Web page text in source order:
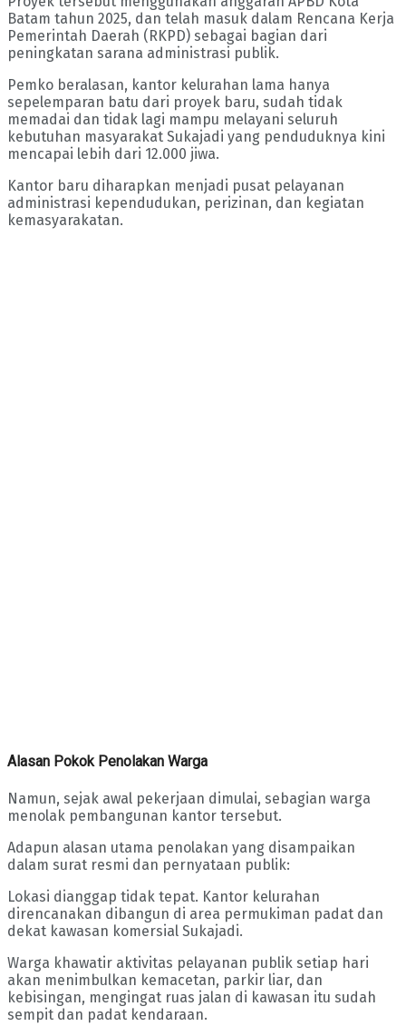
Batam tahun 2025, dan telah masuk dalam Rencana Kerja
Pemerintah Daerah (RKPD) sebagai bagian dari
peningkatan sarana administrasi publik.
Pemko beralasan, kantor kelurahan lama hanya
sepelemparan batu dari proyek baru, sudah tidak
memadai dan tidak lagi mampu melayani seluruh
kebutuhan masyarakat Sukajadi yang penduduknya kini
mencapai lebih dari 12.000 jiwa.
Kantor baru diharapkan menjadi pusat pelayanan
administrasi kependudukan, perizinan, dan kegiatan
kemasyarakatan.
Alasan Pokok Penolakan Warga
Namun, sejak awal pekerjaan dimulai, sebagian warga
menolak pembangunan kantor tersebut.
Adapun alasan utama penolakan yang disampaikan
dalam surat resmi dan pernyataan publik:
Lokasi dianggap tidak tepat. Kantor kelurahan
direncanakan dibangun di area permukiman padat dan
dekat kawasan komersial Sukajadi.
Warga khawatir aktivitas pelayanan publik setiap hari
akan menimbulkan kemacetan, parkir liar, dan
kebisingan, mengingat ruas jalan di kawasan itu sudah
sempit dan padat kendaraan.